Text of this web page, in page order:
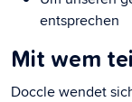
entsprechen
Mit wem
Doccle wendet